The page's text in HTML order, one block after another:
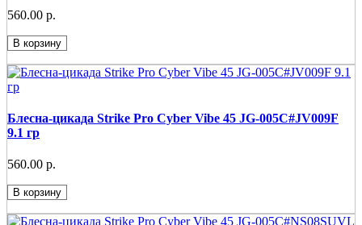
560.00 р.
В корзину
Блесна-цикада Strike Pro Cyber Vibe 45 JG-005C#JV009F
9.1 гр
560.00 р.
В корзину